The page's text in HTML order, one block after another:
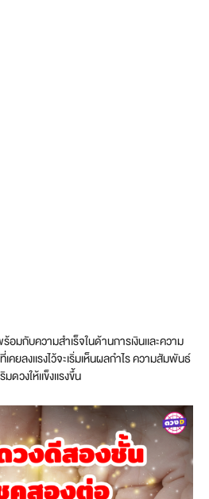
มกับความสำเร็จในด้านการเงินเเละความ
ยลงเเรงไว้จะเริ่มเห็นผลกำไร ความสัมพันธ์
วงให้เเข็งเเรงขึ้น